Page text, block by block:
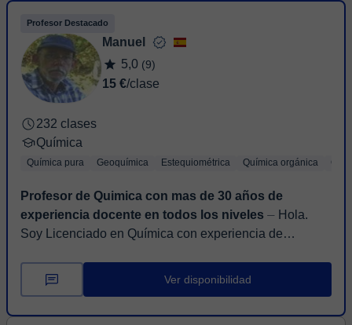
Profesor Destacado
Manuel
5,0 (9)
15 €/clase
232 clases
Química
Química pura Geoquímica Estequiométrica Química orgánica
Profesor de Quimica con mas de 30 años de
experiencia docente en todos los niveles ⏤ Hola.
Soy Licenciado en Química con experiencia de
aplicada a rocas, sedimentos, aguas, aire y materia ...
Ver disponibilidad